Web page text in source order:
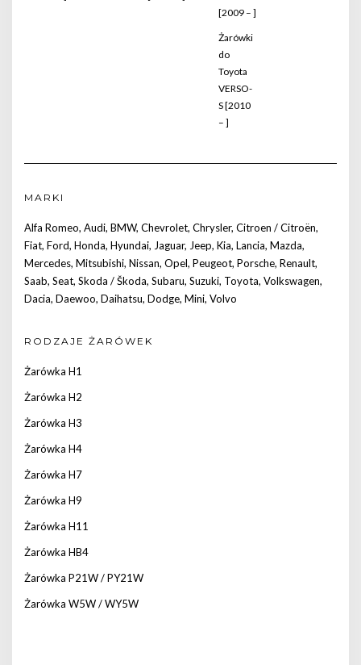
[2009 – ]
Żarówki
do
Toyota
VERSO-
S [2010
– ]
MARKI
Alfa Romeo, Audi, BMW, Chevrolet, Chrysler, Citroen / Citroën,
Fiat, Ford, Honda, Hyundai, Jaguar, Jeep, Kia, Lancia, Mazda,
Mercedes, Mitsubishi, Nissan, Opel, Peugeot, Porsche, Renault,
Saab, Seat, Skoda / Škoda, Subaru, Suzuki, Toyota, Volkswagen,
Dacia, Daewoo, Daihatsu, Dodge, Mini, Volvo
RODZAJE ŻARÓWEK
Żarówka H1
Żarówka H2
Żarówka H3
Żarówka H4
Żarówka H7
Żarówka H9
Żarówka H11
Żarówka HB4
Żarówka P21W / PY21W
Żarówka W5W / WY5W